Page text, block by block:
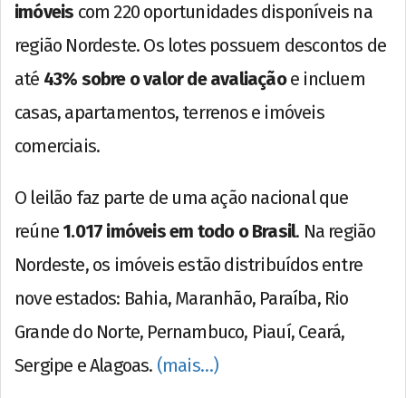
imóveis com 220 oportunidades disponíveis na
região Nordeste. Os lotes possuem descontos de
até 43% sobre o valor de avaliaçãoe incluem
casas, apartamentos, terrenos e imóveis
comerciais.
O leilão faz parte de uma ação nacional que
reúne 1.017 imóveis em todo o Brasil. Na região
Nordeste, os imóveis estão distribuídos entre
nove estados: Bahia, Maranhão, Paraíba, Rio
Grande do Norte, Pernambuco, Piauí, Ceará,
Sergipe e Alagoas. (mais…)